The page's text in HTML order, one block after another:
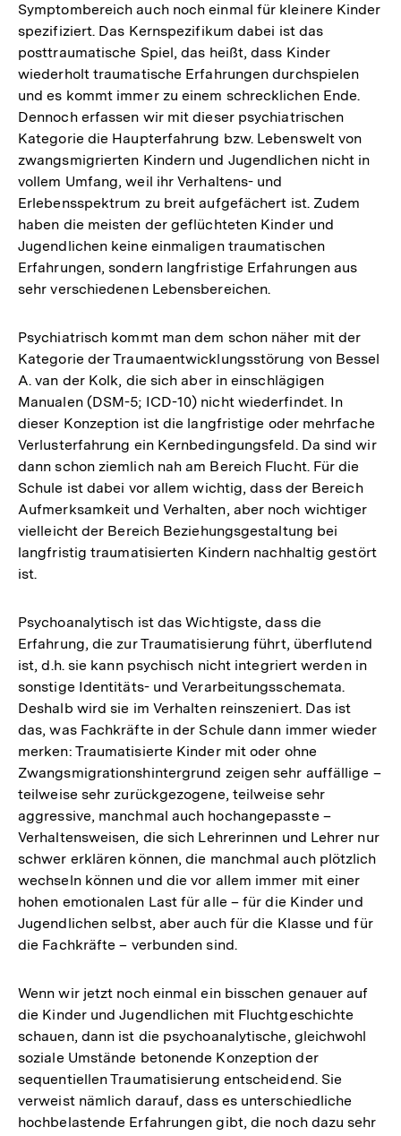
Symptombereich auch noch einmal für kleinere Kinder
spezifiziert. Das Kernspezifikum dabei ist das
posttraumatische Spiel, das heißt, dass Kinder
wiederholt traumatische Erfahrungen durchspielen
und es kommt immer zu einem schrecklichen Ende.
Dennoch erfassen wir mit dieser psychiatrischen
Kategorie die Haupterfahrung bzw. Lebenswelt von
zwangsmigrierten Kindern und Jugendlichen nicht in
vollem Umfang, weil ihr Verhaltens- und
Erlebensspektrum zu breit aufgefächert ist. Zudem
haben die meisten der geflüchteten Kinder und
Jugendlichen keine einmaligen traumatischen
Erfahrungen, sondern langfristige Erfahrungen aus
sehr verschiedenen Lebensbereichen.
Psychiatrisch kommt man dem schon näher mit der
Kategorie der Traumaentwicklungsstörung von Bessel
A. van der Kolk, die sich aber in einschlägigen
Manualen (DSM-5; ICD-10) nicht wiederfindet. In
dieser Konzeption ist die langfristige oder mehrfache
Verlusterfahrung ein Kernbedingungsfeld. Da sind wir
dann schon ziemlich nah am Bereich Flucht. Für die
Schule ist dabei vor allem wichtig, dass der Bereich
Aufmerksamkeit und Verhalten, aber noch wichtiger
vielleicht der Bereich Beziehungsgestaltung bei
langfristig traumatisierten Kindern nachhaltig gestört
ist.
Psychoanalytisch ist das Wichtigste, dass die
Erfahrung, die zur Traumatisierung führt, überflutend
ist, d.h. sie kann psychisch nicht integriert werden in
sonstige Identitäts- und Verarbeitungsschemata.
Deshalb wird sie im Verhalten reinszeniert. Das ist
das, was Fachkräfte in der Schule dann immer wieder
merken: Traumatisierte Kinder mit oder ohne
Zwangsmigrationshintergrund zeigen sehr auffällige –
teilweise sehr zurückgezogene, teilweise sehr
aggressive, manchmal auch hochangepasste –
Verhaltensweisen, die sich Lehrerinnen und Lehrer nur
schwer erklären können, die manchmal auch plötzlich
wechseln können und die vor allem immer mit einer
hohen emotionalen Last für alle – für die Kinder und
Jugendlichen selbst, aber auch für die Klasse und für
die Fachkräfte – verbunden sind.
Wenn wir jetzt noch einmal ein bisschen genauer auf
die Kinder und Jugendlichen mit Fluchtgeschichte
schauen, dann ist die psychoanalytische, gleichwohl
soziale Umstände betonende Konzeption der
sequentiellen Traumatisierung entscheidend. Sie
verweist nämlich darauf, dass es unterschiedliche
hochbelastende Erfahrungen gibt, die noch dazu sehr